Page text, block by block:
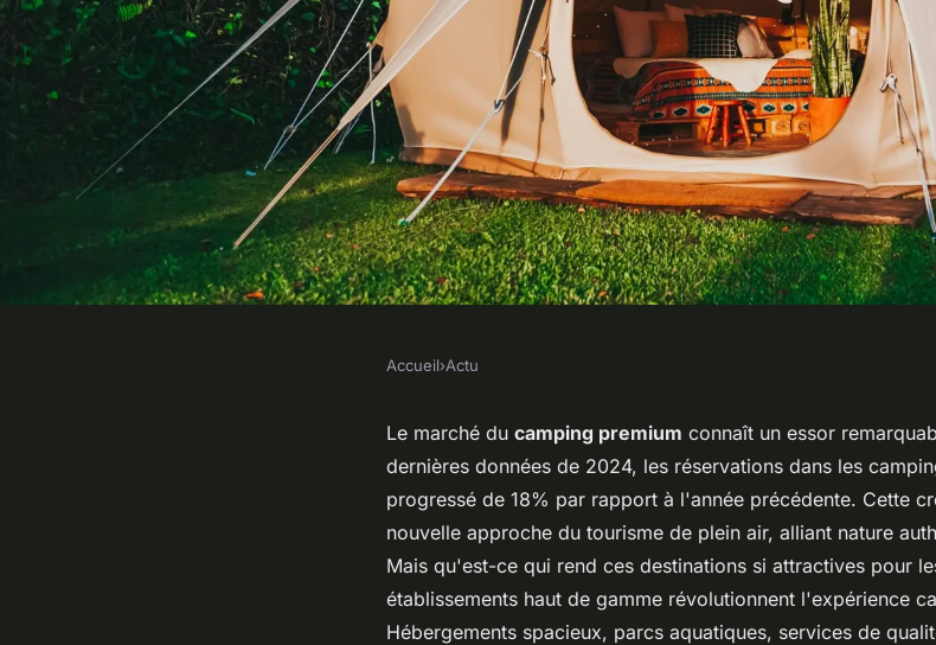
Le camping de luxe français : une
nouvelle façon de profiter de la
Accueil›Actu
Le marché du camping premium connaît un essor
dernières données de 2024, les réservations dans les
progressé de 18% par rapport à l'année précédente. Cette
nouvelle approche du tourisme de plein air, alliant nature
Mais qu'est-ce qui rend ces destinations si attractives pour
établissements haut de gamme révolutionnent l'expérience
Hébergements spacieux, parcs aquatiques, services de